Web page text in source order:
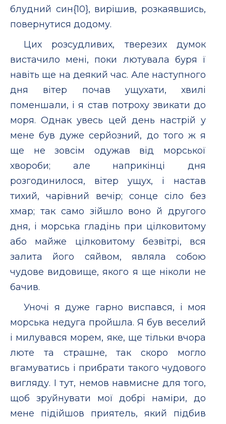
блудний син{10}, вирішив, розкаявшись,
повернутися додому.
Цих розсудливих, тверезих думок
вистачило мені, поки лютувала буря ї
навіть ще на деякий час. Але наступного
дня вітер почав ущухати, хвилі
поменшали, і я став потроху звикати до
моря. Однак увесь цей день настрій у
мене був дуже серйозний, до того ж я
ще не зовсім одужав від морської
хвороби; але наприкінці дня
розгодинилося, вітер ущух, і настав
тихий, чарівний вечір; сонце сіло без
хмар; так само зійшло воно й другого
дня, і морська гладінь при цілковитому
або майже цілковитому безвітрі, вся
залита його сяйвом, являла собою
чудове видовище, якого я ще ніколи не
бачив.
Уночі я дуже гарно виспався, і моя
морська недуга пройшла. Я був веселий
і милувався морем, яке, ще тільки вчора
люте та страшне, так скоро могло
вгамуватись і прибрати такого чудового
вигляду. І тут, немов навмисне для того,
щоб зруйнувати мої добрі наміри, до
мене підійшов приятель, який підбив